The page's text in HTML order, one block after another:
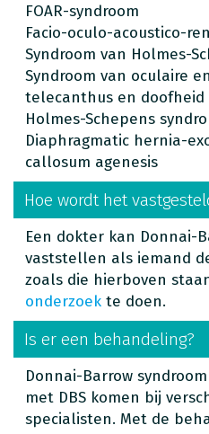
FOAR-syndroom
Facio-oculo-acoustico-
Syndroom van Holmes-
Syndroom van oculaire
telecanthus en doofheid
Holmes-Schepens
Diaphragmatic hernia-
callosum agenesis
Hoe wordt het
Een dokter kan Donnai-
vaststellen als iemand
zoals die hierboven
onderzoek te doen.
Is er een behandeling?
Donnai-Barrow
met DBS komen bij
specialisten. Met de